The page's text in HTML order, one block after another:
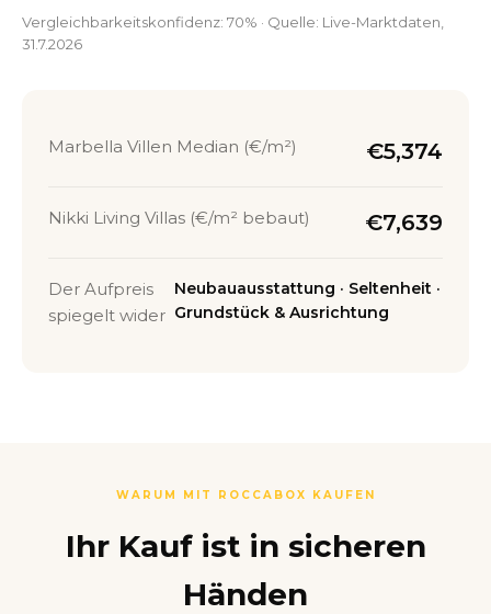
Vergleichbarkeitskonfidenz: 70% · Quelle: Live-Marktdaten,
31.7.2026
Marbella Villen Median (€/m²) €5,374
Nikki Living Villas (€/m² bebaut) €7,639
Der Aufpreis
spiegelt wider
Neubauausstattung · Seltenheit ·
Grundstück & Ausrichtung
WARUM MIT ROCCABOX KAUFEN
Ihr Kauf ist in sicheren
Händen